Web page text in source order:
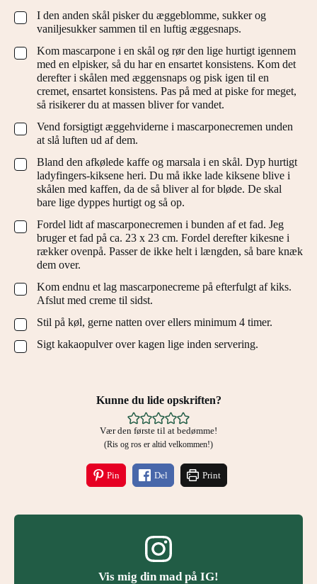
▢
I den anden skål pisker du æggeblomme, sukker og
vaniljesukker sammen til en luftig æggesnaps.
▢
Kom mascarpone i en skål og rør den lige hurtigt igennem
med en elpisker, så du har en ensartet konsistens. Kom det
derefter i skålen med æggensnaps og pisk igen til en
cremet, ensartet konsistens. Pas på med at piske for meget,
så risikerer du at massen bliver for vandet.
▢
Vend forsigtigt æggehviderne i mascarponecremen unden
at slå luften ud af dem.
▢
Bland den afkølede kaffe og marsala i en skål. Dyp hurtigt
ladyfingers-kiksene heri. Du må ikke lade kiksene blive i
skålen med kaffen, da de så bliver al for bløde. De skal
bare lige dyppes hurtigt og så op.
▢
Fordel lidt af mascarponecremen i bunden af et fad. Jeg
bruger et fad på ca. 23 x 23 cm. Fordel derefter kikesne i
rækker ovenpå. Passer de ikke helt i længden, så bare knæk
dem over.
▢
Kom endnu et lag mascarponecreme på efterfulgt af kiks.
Afslut med creme til sidst.
▢
Stil på køl, gerne natten over ellers minimum 4 timer.
▢
Sigt kakaopulver over kagen lige inden servering.
Kunne du lide opskriften?
Vær den første til at bedømme!
(Ris og ros er altid velkommen!)
Pin Del Print
Vis mig din mad på IG!